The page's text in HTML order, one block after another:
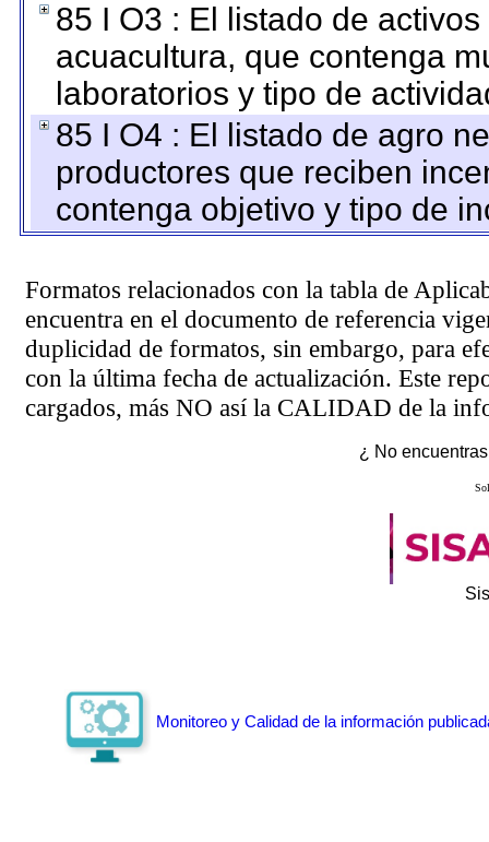
85 I O3 : El listado de
acuacultura, que contenga
laboratorios y tipo de
85 I O4 : El listado de agro
productores que reciben
contenga objetivo y tipo de
Formatos relacionados con la tabla de
encuentra en el documento de referencia
duplicidad de formatos, sin embargo, para
con la última fecha de actualización. Este
cargados, más NO así la CALIDAD de la
¿ No
Monitoreo y Calidad de la información